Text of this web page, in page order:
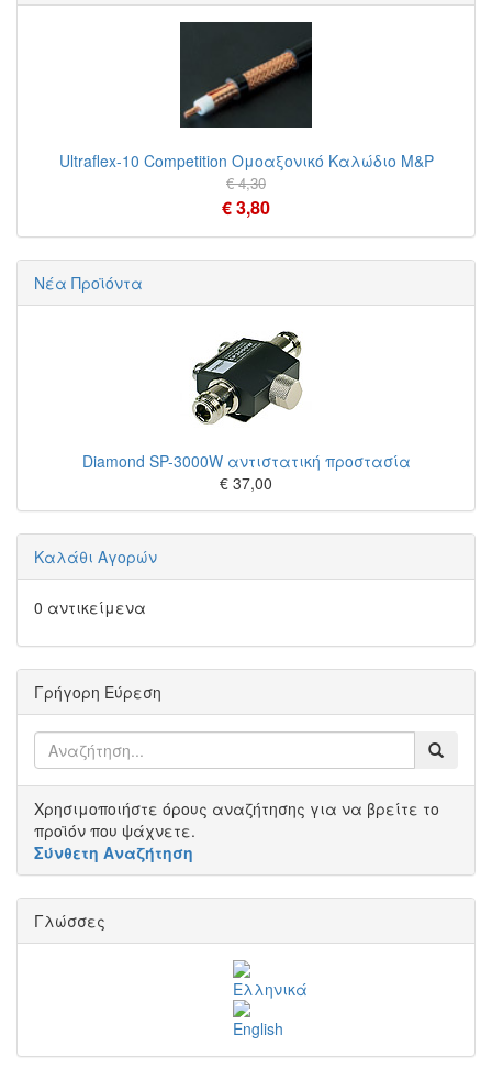
Ultraflex-10 Competition Ομοαξονικό Καλώδιο M&P
€ 4,30
€ 3,80
Νέα Προϊόντα
Diamond SP-3000W αντιστατική προστασία
€ 37,00
Καλάθι Αγορών
0 αντικείμενα
Γρήγορη Εύρεση
Χρησιμοποιήστε όρους αναζήτησης για να βρείτε το
προϊόν που ψάχνετε.
Σύνθετη Αναζήτηση
Γλώσσες